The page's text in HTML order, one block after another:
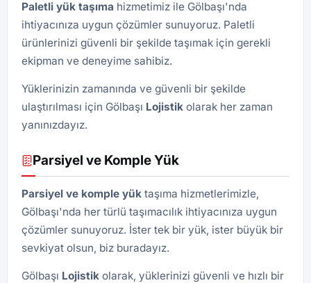
Paletli yük taşıma hizmetimiz ile Gölbaşı'nda
ihtiyacınıza uygun çözümler sunuyoruz. Paletli
ürünlerinizi güvenli bir şekilde taşımak için gerekli
ekipman ve deneyime sahibiz.
Yüklerinizin zamanında ve güvenli bir şekilde
ulaştırılması için Gölbaşı Lojistik olarak her zaman
yanınızdayız.
Parsiyel ve Komple Yük
Parsiyel ve komple yük taşıma hizmetlerimizle,
Gölbaşı'nda her türlü taşımacılık ihtiyacınıza uygun
çözümler sunuyoruz. İster tek bir yük, ister büyük bir
sevkiyat olsun, biz buradayız.
Gölbaşı Lojistik olarak, yüklerinizi güvenli ve hızlı bir